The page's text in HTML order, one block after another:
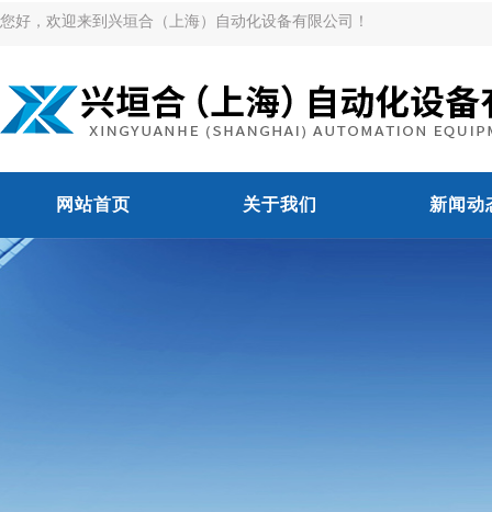
您好，欢迎来到兴垣合（上海）自动化设备有限公司！
网站首页 关于我们 新闻动